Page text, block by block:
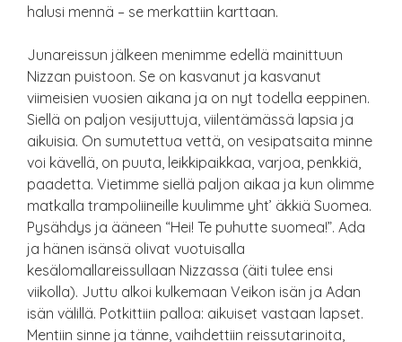
halusi mennä – se merkattiin karttaan.
Junareissun jälkeen menimme edellä mainittuun
Nizzan puistoon. Se on kasvanut ja kasvanut
viimeisien vuosien aikana ja on nyt todella eeppinen.
Siellä on paljon vesijuttuja, viilentämässä lapsia ja
aikuisia. On sumutettua vettä, on vesipatsaita minne
voi kävellä, on puuta, leikkipaikkaa, varjoa, penkkiä,
paadetta. Vietimme siellä paljon aikaa ja kun olimme
matkalla trampoliineille kuulimme yht’ äkkiä Suomea.
Pysähdys ja ääneen “Hei! Te puhutte suomea!”. Ada
ja hänen isänsä olivat vuotuisalla
kesälomallareissullaan Nizzassa (äiti tulee ensi
viikolla). Juttu alkoi kulkemaan Veikon isän ja Adan
isän välillä. Potkittiin palloa: aikuiset vastaan lapset.
Mentiin sinne ja tänne, vaihdettiin reissutarinoita,